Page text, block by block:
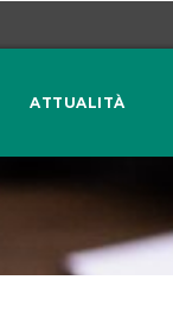
ATTUALITÀ